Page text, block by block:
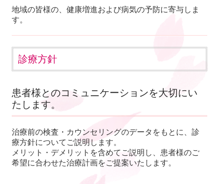
地域の皆様の、健康増進および病気の予防に寄与しま
す。
診療方針
患者様とのコミュニケーションを大切にい
たします。
治療前の検査・カウンセリングのデータをもとに、診
療方針についてご説明します。
メリット・デメリットを含めてご説明し、患者様のご
希望に合わせた治療計画をご提案いたします。